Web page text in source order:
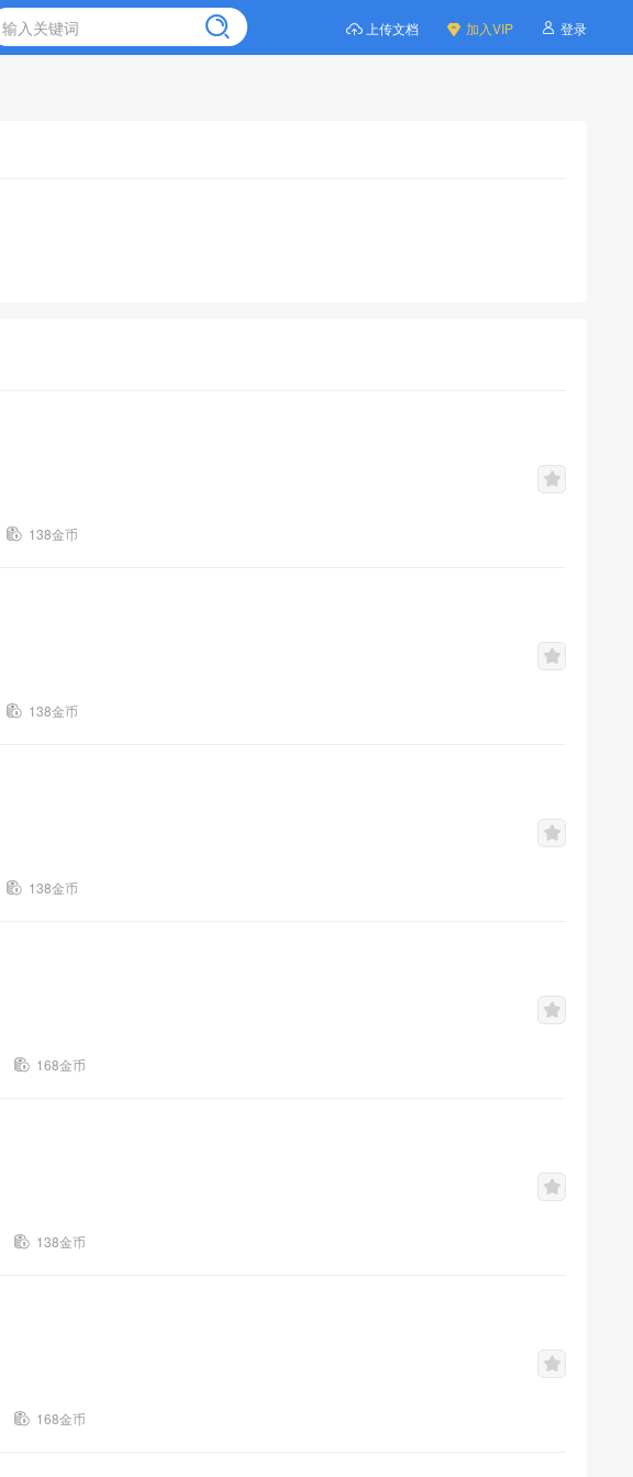
上传文档 加入VIP 登录
138金币
138金币
138金币
168金币
138金币
168金币